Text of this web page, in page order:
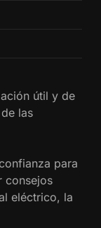
de
en casa.
útil y de
las
para
consejos
eléctrico, la